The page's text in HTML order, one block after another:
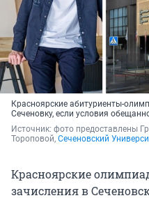
Красноярские абитуриенты-
Сеченовку, если условия
Источник: фото предоставлены
Тороповой, Сеченовский
Красноярские
зачисления в